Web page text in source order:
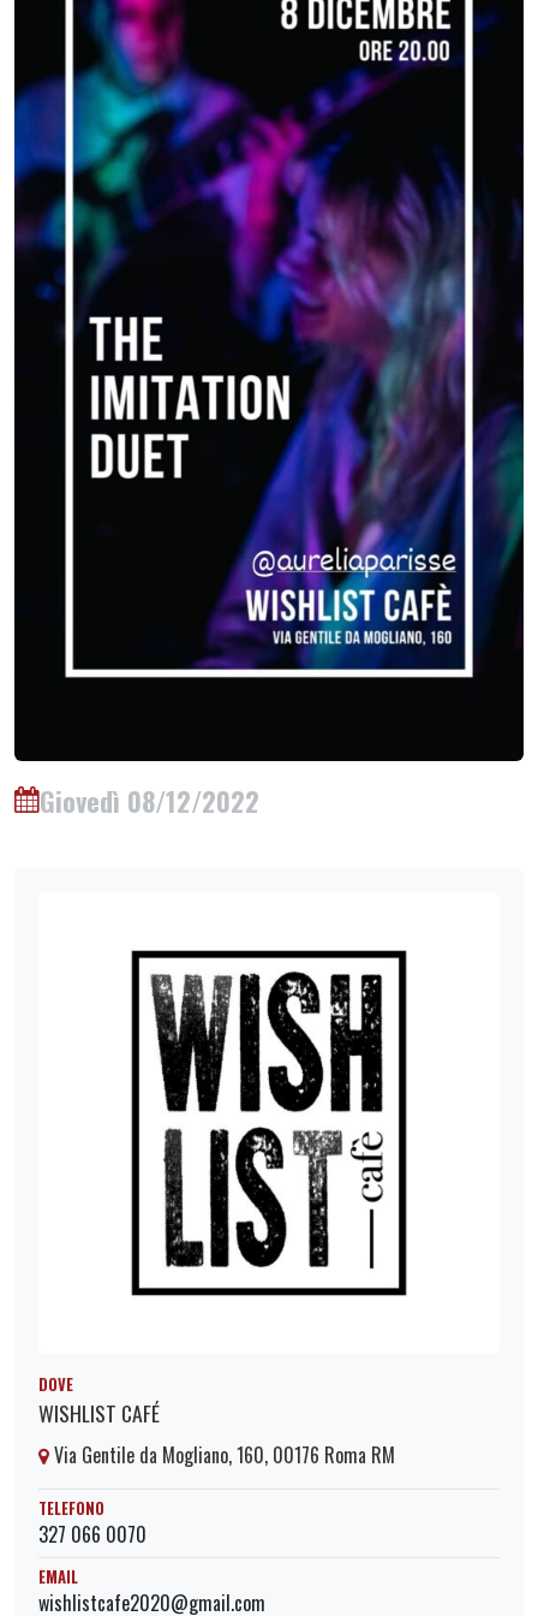
Giovedì 08/12/2022
DOVE
WISHLIST CAFÉ
Via Gentile da Mogliano, 160, 00176 Roma RM
TELEFONO
327 066 0070
EMAIL
wishlistcafe2020@gmail.com